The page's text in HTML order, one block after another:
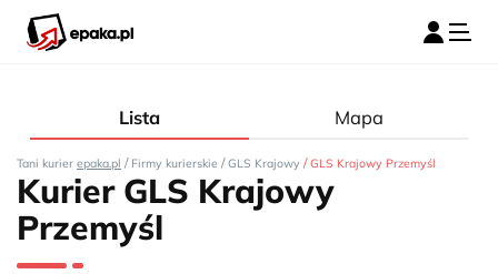
Lista Mapa
Tani kurier epaka.pl / Firmy kurierskie / GLS Krajowy / GLS Krajowy Przemyśl
Kurier GLS Krajowy
Przemyśl